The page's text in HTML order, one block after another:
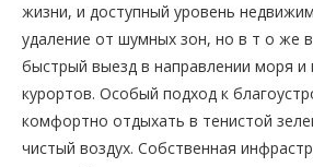
жизни, и доступный уровень
удаление от шумных зон, но в т о же
быстрый выезд в направлении моря
курортов. Особый подход к
комфортно отдыхать в тенистой
чистый воздух. Собственная